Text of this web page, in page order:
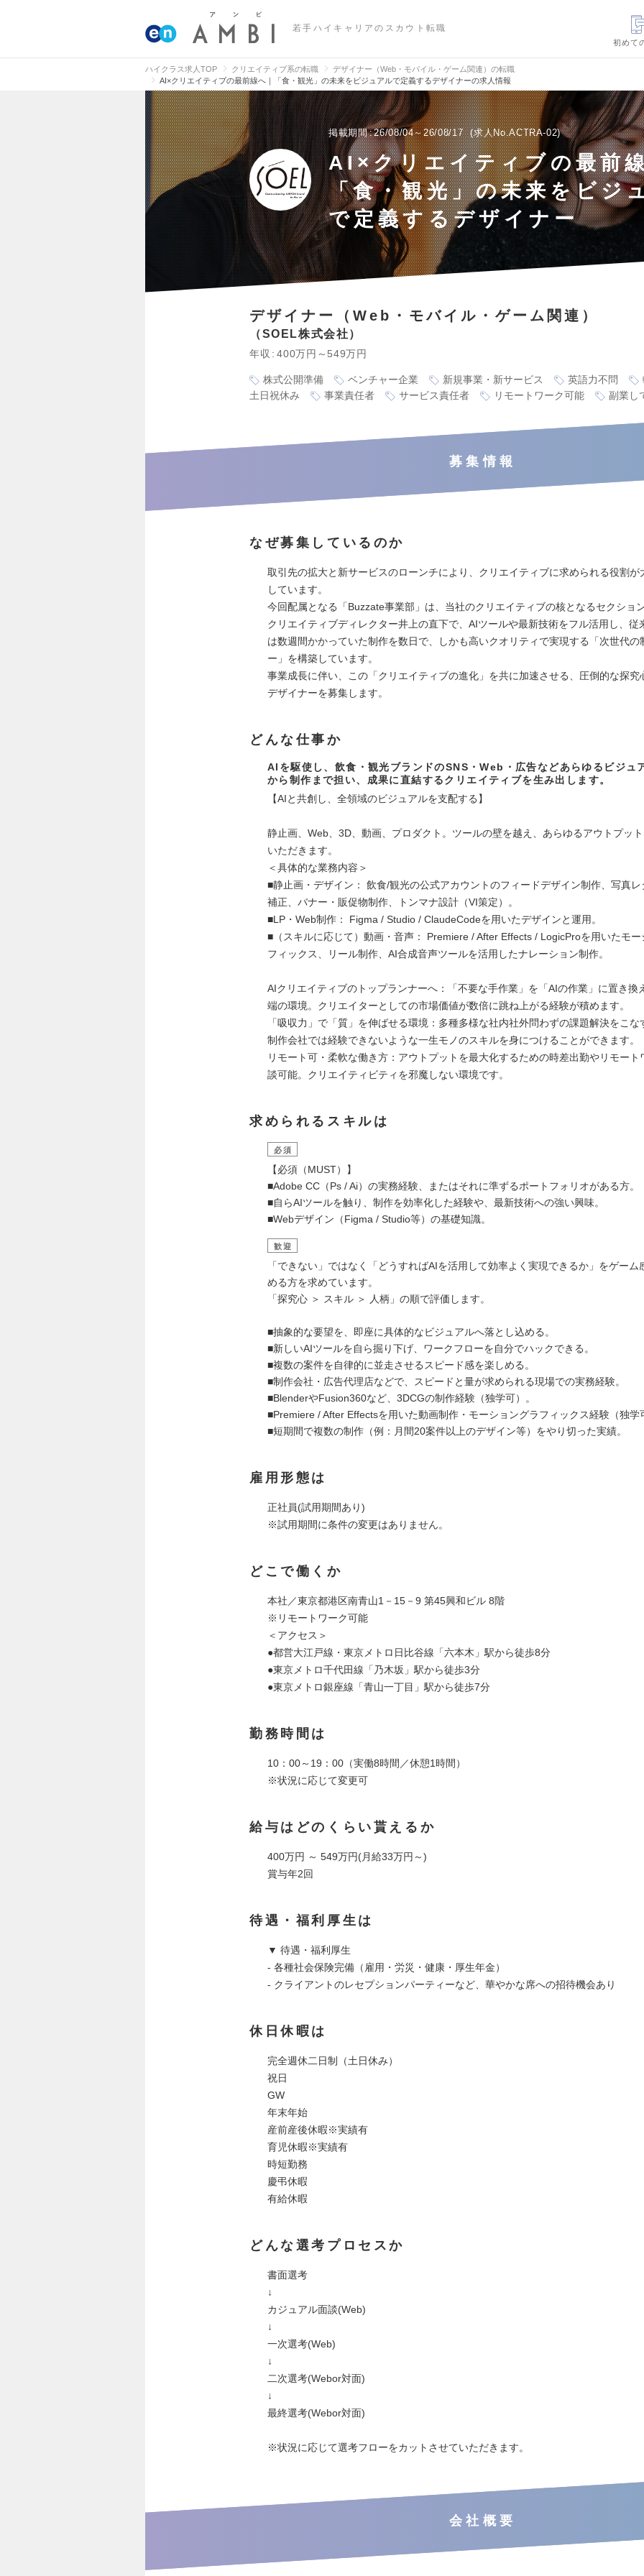
若手ハイキャリアのスカウト転職
初めて
ハイクラス求人TOP クリエイティブ系の転職
デザイナー（Web・モバイル・ゲーム関連）の転職
AI×クリエイティブの最前線へ｜「食・観光」の未来をビジュアルで定義するデザイナーの求人情報
掲載期間 26/08/04～26/08/17 求人No.ACTRA-02
AI×クリエイティブの最前
「食・観光」の未来をビジ
で定義するデザイナー
デザイナー（Web・モバイル・ゲーム関連）
SOEL株式会社
年収 400万円～549万円
株式公開準備 ベンチャー企業 新規事業・新サービス 英語力不問
土日祝休み
事業責任者 サービス責任者 リモートワーク可能 副業し
募集情報
なぜ募集しているのか
取引先の拡大と新サービスのローンチにより、クリエイティブに求められる役割が
しています。
今回配属となる「Buzzate事業部」は、当社のクリエイティブの核となるセクショ
クリエイティブディレクター井上の直下で、AIツールや最新技術をフル活用し、従
は数週間かかっていた制作を数日で、しかも高いクオリティで実現する「次世代の
ー」を構築しています。
事業成長に伴い、この「クリエイティブの進化」を共に加速させる、圧倒的な探究
デザイナーを募集します。
どんな仕事か
AIを駆使し、飲食・観光ブランドのSNS・Web・広告などあらゆるビジュ
から制作まで担い、成果に直結するクリエイティブを生み出します。
【AIと共創し、全領域のビジュアルを支配する】
静止画、Web、3D、動画、プロダクト。ツールの壁を越え、あらゆるアウトプッ
いただきます。
＜具体的な業務内容＞
■静止画・デザイン： 飲食/観光の公式アカウントのフィードデザイン制作、写真レ
補正、バナー・販促物制作、トンマナ設計（VI策定）。
■LP・Web制作： Figma / Studio / ClaudeCodeを用いたデザインと運用。
■（スキルに応じて）動画・音声： Premiere / After Effects / LogicProを用いたモー
フィックス、リール制作、AI合成音声ツールを活用したナレーション制作。
AIクリエイティブのトップランナーへ：「不要な手作業」を「AIの作業」に置き換
端の環境。クリエイターとしての市場価値が数倍に跳ね上がる経験が積めます。
「吸収力」で「質」を伸ばせる環境：多種多様な社内社外問わずの課題解決をこな
制作会社では経験できないような一生モノのスキルを身につけることができます。
リモート可・柔軟な働き方：アウトプットを最大化するための時差出勤やリモート
談可能。クリエイティビティを邪魔しない環境です。
求められるスキルは
必須
【必須（MUST）】
■Adobe CC（Ps / Ai）の実務経験、またはそれに準ずるポートフォリオがある方。
■自らAIツールを触り、制作を効率化した経験や、最新技術への強い興味。
■Webデザイン（Figma / Studio等）の基礎知識。
歓迎
「できない」ではなく「どうすればAIを活用して効率よく実現できるか」をゲーム
める方を求めています。
「探究心 ＞ スキル ＞ 人柄」の順で評価します。
■抽象的な要望を、即座に具体的なビジュアルへ落とし込める。
■新しいAIツールを自ら掘り下げ、ワークフローを自分でハックできる。
■複数の案件を自律的に並走させるスピード感を楽しめる。
■制作会社・広告代理店などで、スピードと量が求められる現場での実務経験。
■BlenderやFusion360など、3DCGの制作経験（独学可）。
■Premiere / After Effectsを用いた動画制作・モーショングラフィックス経験（独学
■短期間で複数の制作（例：月間20案件以上のデザイン等）をやり切った実績。
雇用形態は
正社員(試用期間あり)
※試用期間に条件の変更はありません。
どこで働くか
本社／東京都港区南青山1－15－9 第45興和ビル 8階
※リモートワーク可能
＜アクセス＞
●都営大江戸線・東京メトロ日比谷線「六本木」駅から徒歩8分
●東京メトロ千代田線「乃木坂」駅から徒歩3分
●東京メトロ銀座線「青山一丁目」駅から徒歩7分
勤務時間は
10：00～19：00（実働8時間／休憩1時間）
※状況に応じて変更可
給与はどのくらい貰えるか
400万円 ～ 549万円(月給33万円～)
賞与年2回
待遇・福利厚生は
▼ 待遇・福利厚生
- 各種社会保険完備（雇用・労災・健康・厚生年金）
- クライアントのレセプションパーティーなど、華やかな席への招待機会あり
休日休暇は
完全週休二日制（土日休み）
祝日
GW
年末年始
産前産後休暇※実績有
育児休暇※実績有
時短勤務
慶弔休暇
有給休暇
どんな選考プロセスか
書面選考
↓
カジュアル面談(Web)
↓
一次選考(Web)
↓
二次選考(Webor対面)
↓
最終選考(Webor対面)
※状況に応じて選考フローをカットさせていただきます。
会社概要